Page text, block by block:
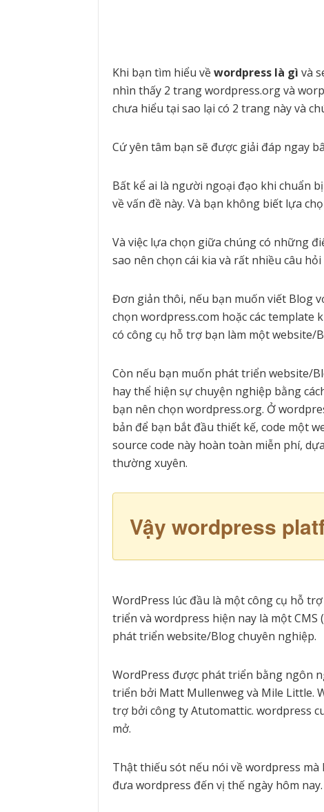
Khi bạn tìm hiểu vềwordpress là gì và
nhìn thấy 2 trang wordpress.org và
chưa hiểu tại sao lại có 2 trang này và
Cứ yên tâm bạn sẽ được giải đáp ngay
Bất kể ai là người ngoại đạo khi chuẩn
về vấn đề này. Và bạn không biết lựa
Và việc lựa chọn giữa chúng có những
sao nên chọn cái kia và rất nhiều câu
Đơn giản thôi, nếu bạn muốn viết Blog
chọn wordpress.com hoặc các
có công cụ hỗ trợ bạn làm một website/
Còn nếu bạn muốn phát triển website/
hay thể hiện sự chuyện nghiệp bằng
bạn nên chọn wordpress.org. Ở
bản để bạn bắt đầu thiết kế, code một
source code này hoàn toàn miễn phí,
thường xuyên.
Vậy wordpress
WordPress lúc đầu là một công cụ hỗ
triển và wordpress hiện nay là một
phát triển website/Blog chuyên nghiệp.
WordPress được phát triển bằng ngôn
triển bởi Matt Mullenweg và Mile Little.
trợ bởi công ty Atutomattic. wordpress
mở.
Thật thiếu sót nếu nói về wordpress
đưa wordpress đến vị thế ngày hôm nay.